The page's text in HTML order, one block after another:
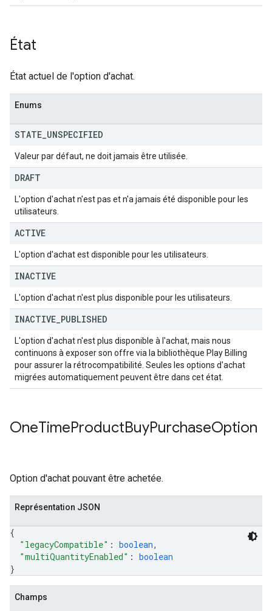
État
État actuel de l'option d'achat.
Enums
STATE UNSPECIFIED
Valeur par défaut, ne doit jamais être utilisée.
DRAFT
L'option d'achat n'est pas et n'a jamais été disponible pour les
utilisateurs.
ACTIVE
L'option d'achat est disponible pour les utilisateurs.
INACTIVE
L'option d'achat n'est plus disponible pour les utilisateurs.
INACTIVE PUBLISHED
L'option d'achat n'est plus disponible à l'achat, mais nous
continuons à exposer son offre via la bibliothèque Play Billing
pour assurer la rétrocompatibilité. Seules les options d'achat
migrées automatiquement peuvent être dans cet état.
OneTimeProductBuyPurchaseOption
Option d'achat pouvant être achetée.
Représentation JSON
{
"legacyCompatible" : boolean,
"multiQuantityEnabled" : boolean
}
Champs